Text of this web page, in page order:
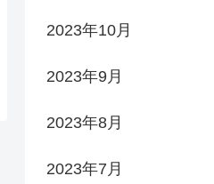
2023年10月
2023年9月
2023年8月
2023年7月